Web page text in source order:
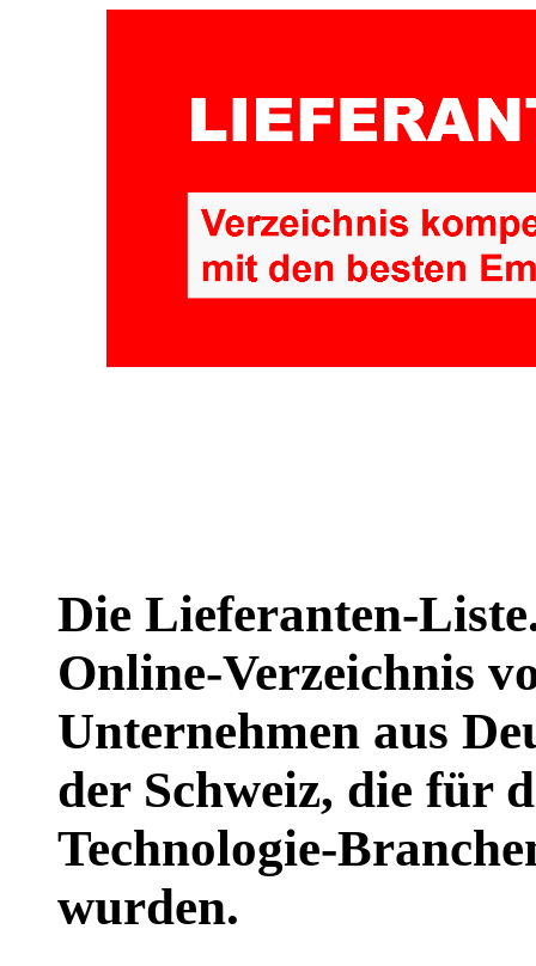
Die Lieferanten-
Online-Verzeichnis
Unternehmen aus
der Schweiz, die für
Technologie-
wurden.